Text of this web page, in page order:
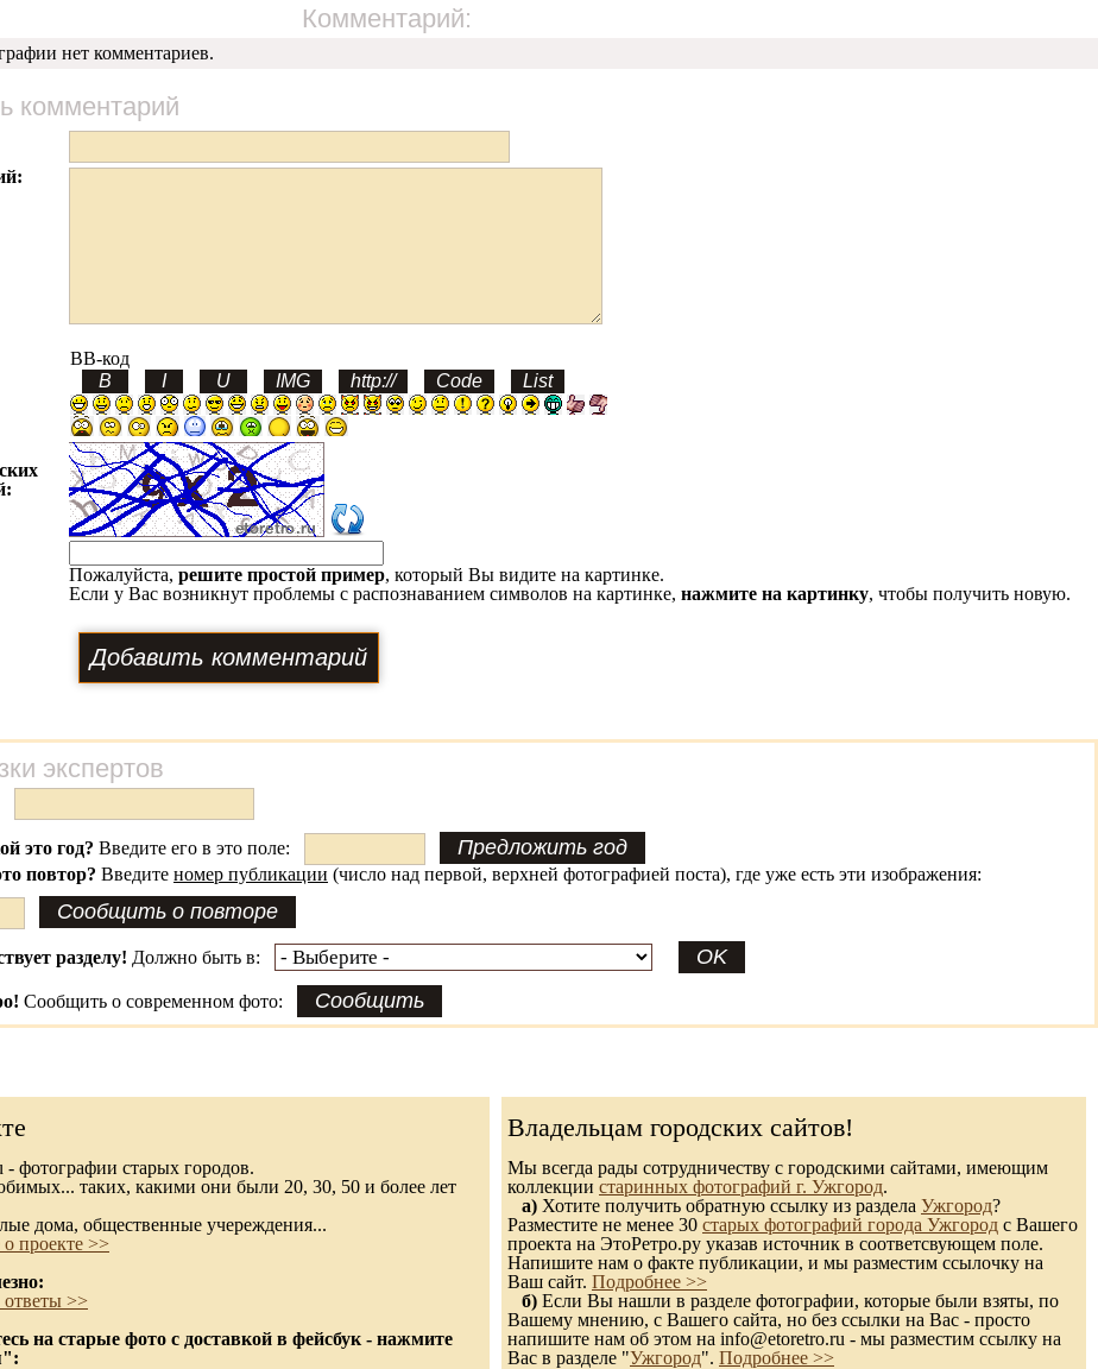
Комментарий:
нет комментариев.
комментарий
BB-код
Пожалуйста, решите простой пример, который Вы видите на картинке.
Если у Вас возникнут проблемы с распознаванием символов на картинке, нажмите на картинку, чтобы получить новую.
экспертов
это год? Введите его в это поле:
повтор? Введите номер публикации (число над первой, верхней фотографией поста), где уже есть эти изображения:
разделу! Должно быть в:
Сообщить о современном фото:
- фотографии старых городов.
таких, какими они были 20, 30, 50 и более лет
дома, общественные учереждения...
проекте >>
>>
на старые фото с доставкой в фейсбук - нажмите
Владельцам городских сайтов!
Мы всегда рады сотрудничеству с городскими сайтами, имеющим
коллекции старинных фотографий г. Ужгород.
а) Хотите получить обратную ссылку из раздела Ужгород?
Разместите не менее 30 старых фотографий города Ужгород с Вашего
проекта на ЭтоРетро.ру указав источник в соответсвующем поле.
Напишите нам о факте публикации, и мы разместим ссылочку на
Ваш сайт. Подробнее >>
б) Если Вы нашли в разделе фотографии, которые были взяты, по
Вашему мнению, с Вашего сайта, но без ссылки на Вас - просто
напишите нам об этом на info@etoretro.ru - мы разместим ссылку на
Вас в разделе "Ужгород". Подробнее >>